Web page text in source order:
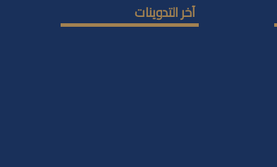
آخر التدوينات